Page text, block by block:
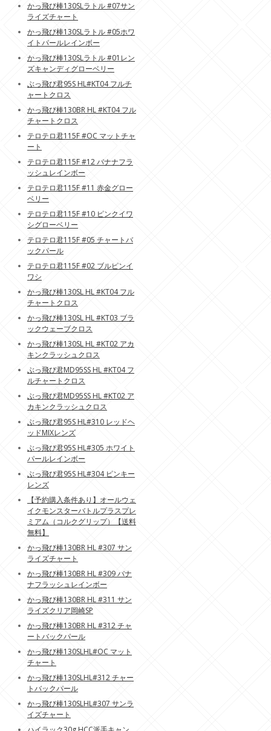
かっ飛び棒130SLラトル #07サン
ライズチャート
かっ飛び棒130SLラトル #05ホワ
イトパールレインボー
かっ飛び棒130SLラトル #01レン
ズキャンディグローベリー
ぶっ飛び君95S HL#KT04 フルチ
ャートクロス
かっ飛び棒130BR HL #KT04 フル
チャートクロス
テロテロ君115F #OC マットチャ
ート
テロテロ君115F #12 バナナフラ
ッシュレインボー
テロテロ君115F #11 赤金グロー
ベリー
テロテロ君115F #10 ピンクイワ
シグローベリー
テロテロ君115F #05 チャートバ
ックパール
テロテロ君115F #02 ブルピンイ
ワシ
かっ飛び棒130SL HL #KT04 フル
チャートクロス
かっ飛び棒130SL HL #KT03 ブラ
ックウェーブクロス
かっ飛び棒130SL HL #KT02 アカ
キンクラッシュクロス
ぶっ飛び君MD95SS HL #KT04 フ
ルチャートクロス
ぶっ飛び君MD95SS HL #KT02 ア
カキンクラッシュクロス
ぶっ飛び君95S HL#310 レッドヘ
ッドMIXレンズ
ぶっ飛び君95S HL#305 ホワイト
パールレインボー
ぶっ飛び君95S HL#304 ピンキー
レンズ
【予約購入条件あり】オールウェ
イクモンスターバトルプラスプレ
ミアム（コルクグリップ）【送料
無料】
かっ飛び棒130BR HL #307 サン
ライズチャート
かっ飛び棒130BR HL #309 バナ
ナフラッシュレインボー
かっ飛び棒130BR HL #311 サン
ライズクリア岡崎SP
かっ飛び棒130BR HL #312 チャ
ートバックパール
かっ飛び棒130SLHL#OC マット
チャート
かっ飛び棒130SLHL#312 チャー
トバックパール
かっ飛び棒130SLHL#307 サンラ
イズチャート